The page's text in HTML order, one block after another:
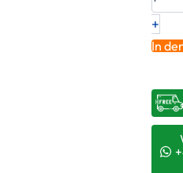
–
/
+
In